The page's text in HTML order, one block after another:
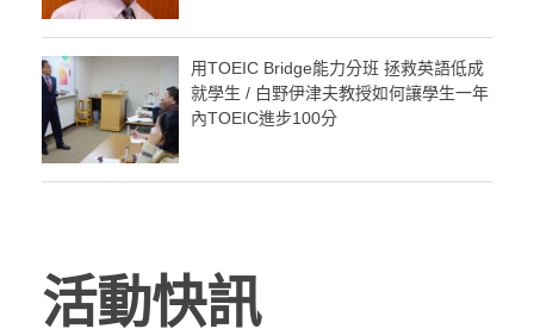
用TOEIC Bridge能力分班 拯救英語低成
就學生 / 白野伊津夫教授如何讓學生一年
內TOEIC進步100分
活動快訊